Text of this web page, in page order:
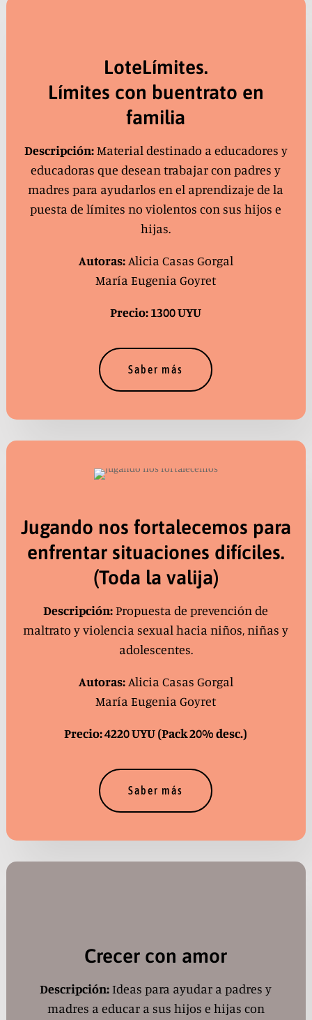
LoteLímites.
Límites con buentrato en
familia
Descripción:Material destinado a educadores y
educadoras que desean trabajar con padres y
madres para ayudarlos en el aprendizaje de la
puesta de límites no violentos con sus hijos e
hijas.
Autoras:Alicia Casas Gorgal
María Eugenia Goyret
Precio: 1300 UYU
Saber más
Jugando nos fortalecemos para
enfrentar situaciones difíciles.
(Toda la valija)
Descripción:Propuesta de prevención de
maltrato y violencia sexual hacia niños, niñas y
adolescentes.
Autoras:Alicia Casas Gorgal
María Eugenia Goyret
Precio: 4220 UYU(Pack 20% desc.)
Saber más
Crecer con amor
Descripción:Ideas para ayudar a padres y
madres a educar a sus hijos e hijas con